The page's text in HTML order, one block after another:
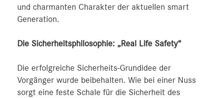
und charmanten Charakter der aktuellen smart
Generation.
Die Sicherheitsphilosophie: „Real Life Safety“
Die erfolgreiche Sicherheits-Grundidee der
Vorgänger wurde beibehalten. Wie bei einer Nuss
sorgt eine feste Schale für die Sicherheit des